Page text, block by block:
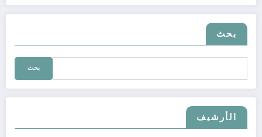
مارس 11, 2023
بحث
الأرشيف